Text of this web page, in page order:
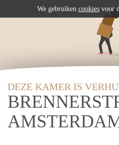
DEZE KAMER IS
We gebruiken cookies voor